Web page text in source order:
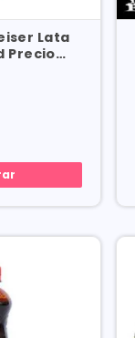
Lata
Precio